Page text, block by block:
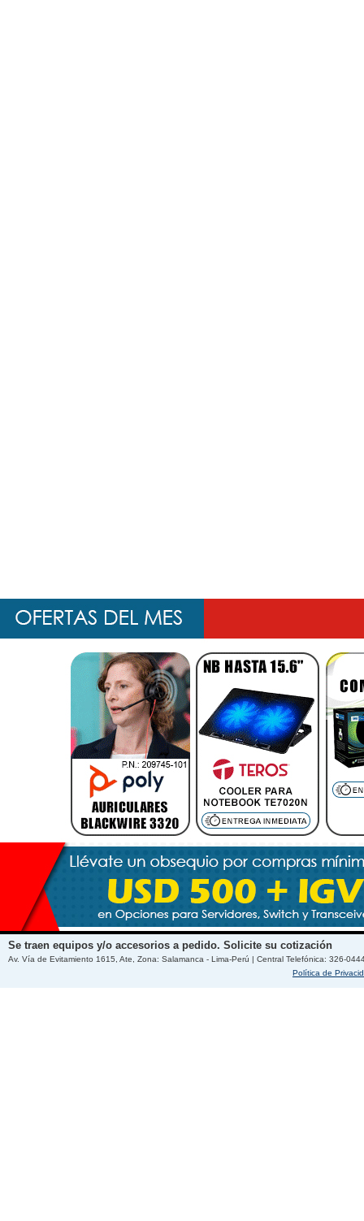
Se traen equipos y/o accesorios a pedido. Solicite su cotización
Av. Vía de Evitamiento 1615, Ate, Zona: Salamanca - Lima-Perú | Central Telefónica: 326-
Política de